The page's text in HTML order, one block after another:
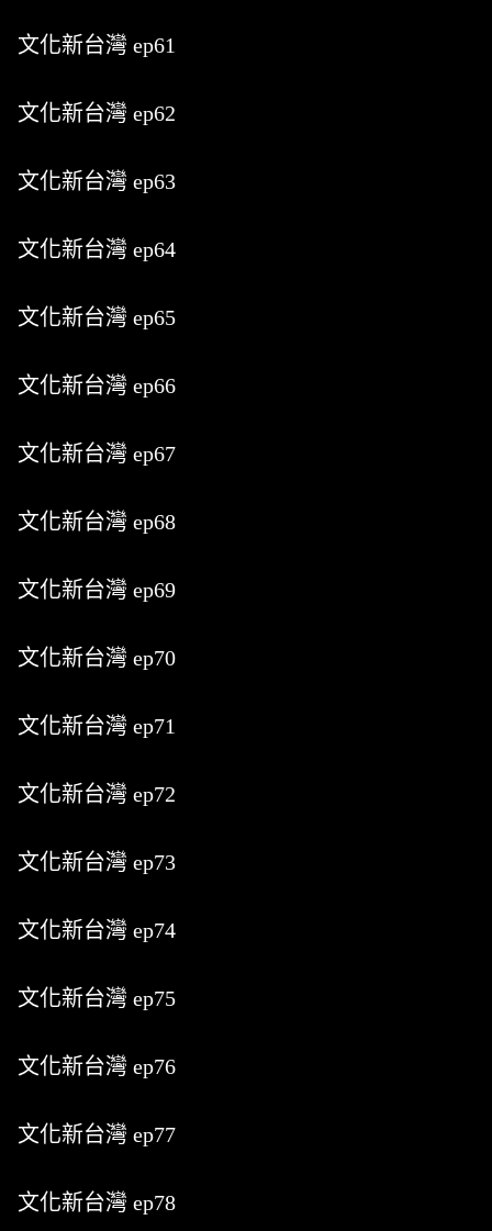
文化新台灣 ep61
文化新台灣 ep62
文化新台灣 ep63
文化新台灣 ep64
文化新台灣 ep65
文化新台灣 ep66
文化新台灣 ep67
文化新台灣 ep68
文化新台灣 ep69
文化新台灣 ep70
文化新台灣 ep71
文化新台灣 ep72
文化新台灣 ep73
文化新台灣 ep74
文化新台灣 ep75
文化新台灣 ep76
文化新台灣 ep77
文化新台灣 ep78